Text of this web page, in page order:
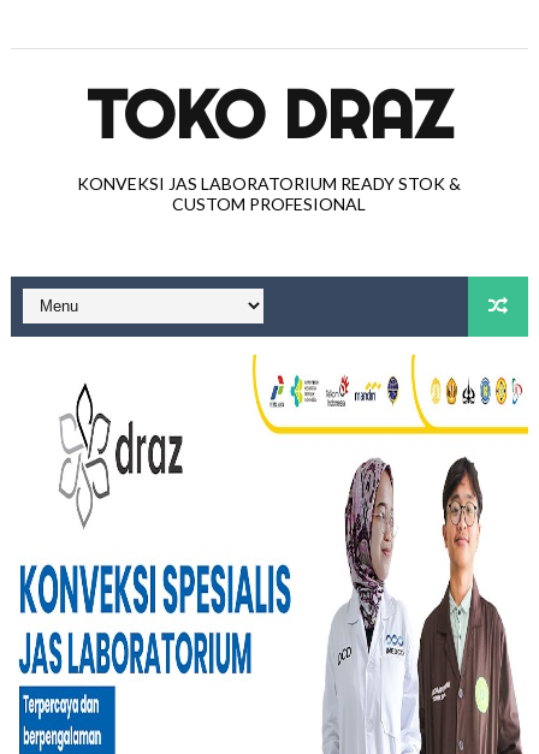
TOKO DRAZ
KONVEKSI JAS LABORATORIUM READY STOK &
CUSTOM PROFESIONAL